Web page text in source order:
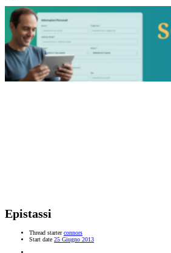
Epistassi
Thread starter connors
Start date 25 Giugno 2013